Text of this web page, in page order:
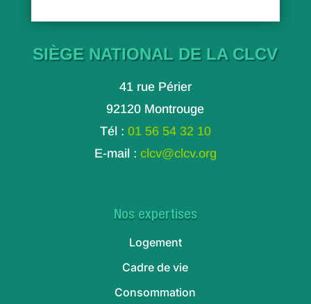
SIÈGE NATIONAL DE LA CLCV
41 rue Périer
92120 Montrouge
Tél : 01 56 54 32 10
E-mail : clcv@clcv.org
Nos expertises
Logement
Cadre de vie
Consommation